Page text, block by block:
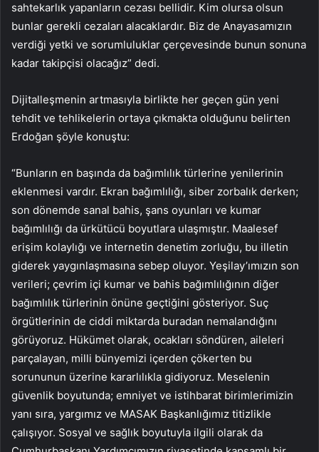
sahtekarlık yapanların cezası bellidir. Kim olursa olsun
bunlar gerekli cezaları alacaklardır. Biz de Anayasamızın
verdiği yetki ve sorumluluklar çerçevesinde bunun sonuna
kadar takipçisi olacağız” dedi.
Dijitalleşmenin artmasıyla birlikte her geçen gün yeni
tehdit ve tehlikelerin ortaya çıkmakta olduğunu belirten
Erdoğan şöyle konuştu:
“Bunların en başında da bağımlılık türlerine yenilerinin
eklenmesi vardır. Ekran bağımlılığı, siber zorbalık derken;
son dönemde sanal bahis, şans oyunları ve kumar
bağımlılığı da ürkütücü boyutlara ulaşmıştır. Maalesef
erişim kolaylığı ve internetin denetim zorluğu, bu illetin
giderek yaygınlaşmasına sebep oluyor. Yeşilay’ımızın son
verileri; çevrim içi kumar ve bahis bağımlılığının diğer
bağımlılık türlerinin önüne geçtiğini gösteriyor. Suç
örgütlerinin de ciddi miktarda buradan nemalandığını
görüyoruz. Hükümet olarak, ocakları söndüren, aileleri
parçalayan, milli bünyemizi içerden çökerten bu
sorununun üzerine kararlılıkla gidiyoruz. Meselenin
güvenlik boyutunda; emniyet ve istihbarat birimlerimizin
yanı sıra, yargımız ve MASAK Başkanlığımız titizlikle
çalışıyor. Sosyal ve sağlık boyutuyla ilgili olarak da